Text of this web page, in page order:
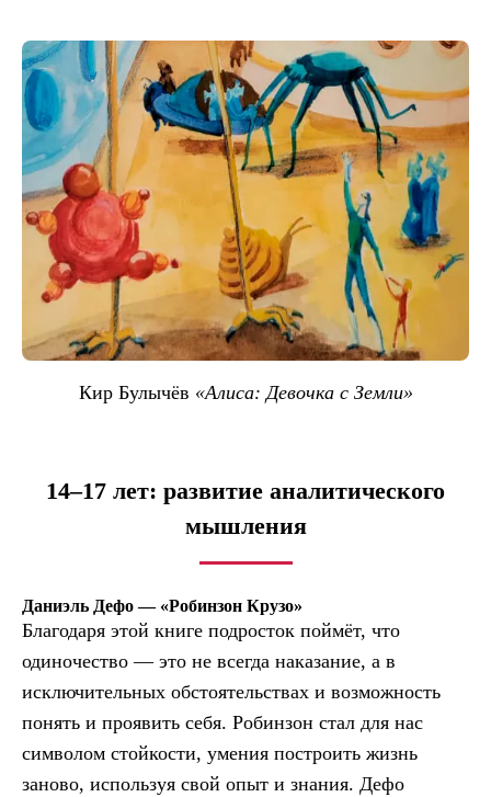
Кир Булычёв «Алиса: Девочка с Земли»
14–17 лет: развитие аналитического
мышления
Даниэль Дефо — «Робинзон Крузо»
Благодаря этой книге подросток поймёт, что
одиночество — это не всегда наказание, а в
исключительных обстоятельствах и возможность
понять и проявить себя. Робинзон стал для нас
символом стойкости, умения построить жизнь
заново, используя свой опыт и знания. Дефо